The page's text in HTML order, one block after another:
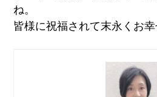
ね。
皆様に祝福されて末永くお幸